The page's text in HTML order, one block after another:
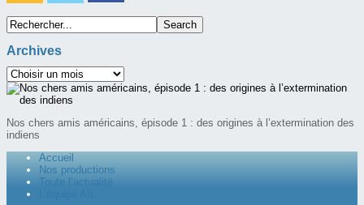
Archives
Nos chers amis américains, épisode 1 : des origines à l’extermination des
indiens
Accueil
Nos productions
Toute l’actualité